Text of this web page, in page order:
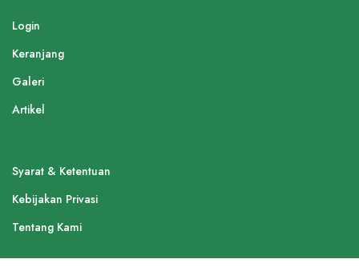
Login
Keranjang
Galeri
Artikel
Syarat & Ketentuan
Kebijakan Privasi
Tentang Kami